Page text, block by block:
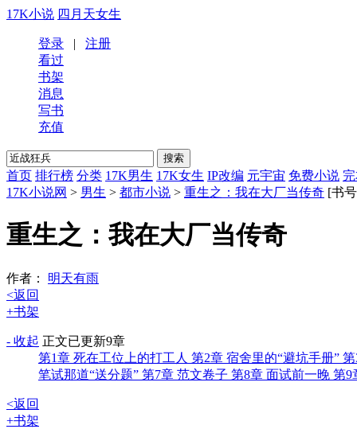
17K小说 四月天女生
登录 | 注册
看过
书架
消息
写书
充值
首页 排行榜 分类 17K男生 17K女生 IP改编 元宇宙 免费小说
17K小说网 > 男生 > 都市小说 > 重生之：我在大厂当传奇 [书
重生之：我在大厂当传奇
作者： 明天有雨
<返回
+书架
- 收起 正文已更新9章
第1章 死在工位上的打工人 第2章 宿舍里的“避坑手册”
笔试那道“送分题” 第7章 范文卷子 第8章 面试前一晚 第9
<返回
+书架